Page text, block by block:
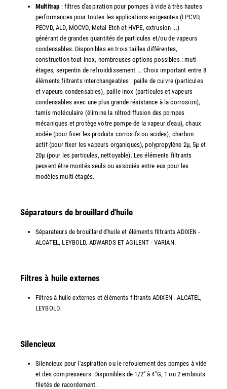
Multitrap : filtres d'aspiration pour pompes à vide à très hautes
performances pour toutes les applications exigeantes (LPCVD,
PECVD, ALD, MOCVD, Metal Etch et HVPE, extrusion ...)
générant de grandes quantités de particules et/ou de vapeurs
condensables. Disponibles en trois tailles différentes,
construction tout inox, nombreuses options possibles : muti-
étages, serpentin de refroiddissement ... Choix important entre 8
éléments filtrants interchangeables : paille de cuivre (particules
et vapeurs condensables), paille inox (particules et vapeurs
condensables avec une plus grande résistance à la corrosion),
tamis moléculaire (élimine la rétrodiffusion des pompes
mécaniques et protège votre pompe de la vapeur d'eau), chaux
sodée (pour fixer les produits corrosifs ou acides), charbon
actif (pour fixer les vapeurs organiques), polypropylène 2µ, 5µ et
20µ (pour les particules, nettoyable). Les éléments filtrants
peuvent être montés seuls ou associés entre eux pour les
modèles multi-étagés.
Séparateurs de brouillard d'huile
Séparateurs de brouillard d'huile et éléments filtrants ADIXEN -
ALCATEL, LEYBOLD, ADWARDS ET AGILENT - VARIAN.
Filtres à huile externes
Filtres à huile externes et éléments filtrants ADIXEN - ALCATEL,
LEYBOLD.
Silencieux
Silencieux pour l'aspiration ou le refoulement des pompes à vide
et des compresseurs. Disponibles de 1/2" à 4"G, 1 ou 2 embouts
filetés de racordement.